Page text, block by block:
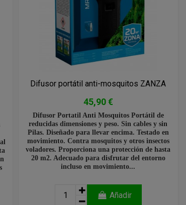
Difusor portátil anti-mosquitos ZANZA
45,90 €
Difusor Portatil Anti Mosquitos Portátil de
reducidas dimensiones y peso. Sin cables y sin
Pilas. Diseñado para llevar encima. Testado en
movimiento. Contra mosquitos y otros insectos
voladores. Proporciona una protección de hasta
20 m2. Adecuado para disfrutar del entorno
incluso en movimiento...
Añadir